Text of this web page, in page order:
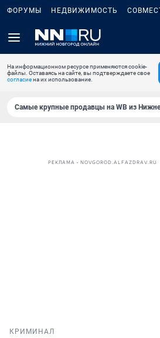
ФОРУМЫ НЕДВИЖИМОСТЬ
На информационном ресурсе применяются cookie-
файлы. Оставаясь на сайте, вы подтверждаете свое
согласиена их использование.
Самые крупные продавцы на WB из
РЕКЛАМА • NOVGOROD.ALFAZDRAV.RU
КРИМИНАЛ